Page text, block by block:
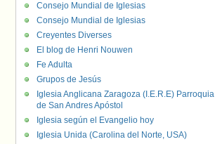
Consejo Mundial de Iglesias
Consejo Mundial de Iglesias
Creyentes Diverses
El blog de Henri Nouwen
Fe Adulta
Grupos de Jesús
Iglesia Anglicana Zaragoza (I.E.R.E) Parroquia
de San Andres Apóstol
Iglesia según el Evangelio hoy
Iglesia Unida (Carolina del Norte, USA)